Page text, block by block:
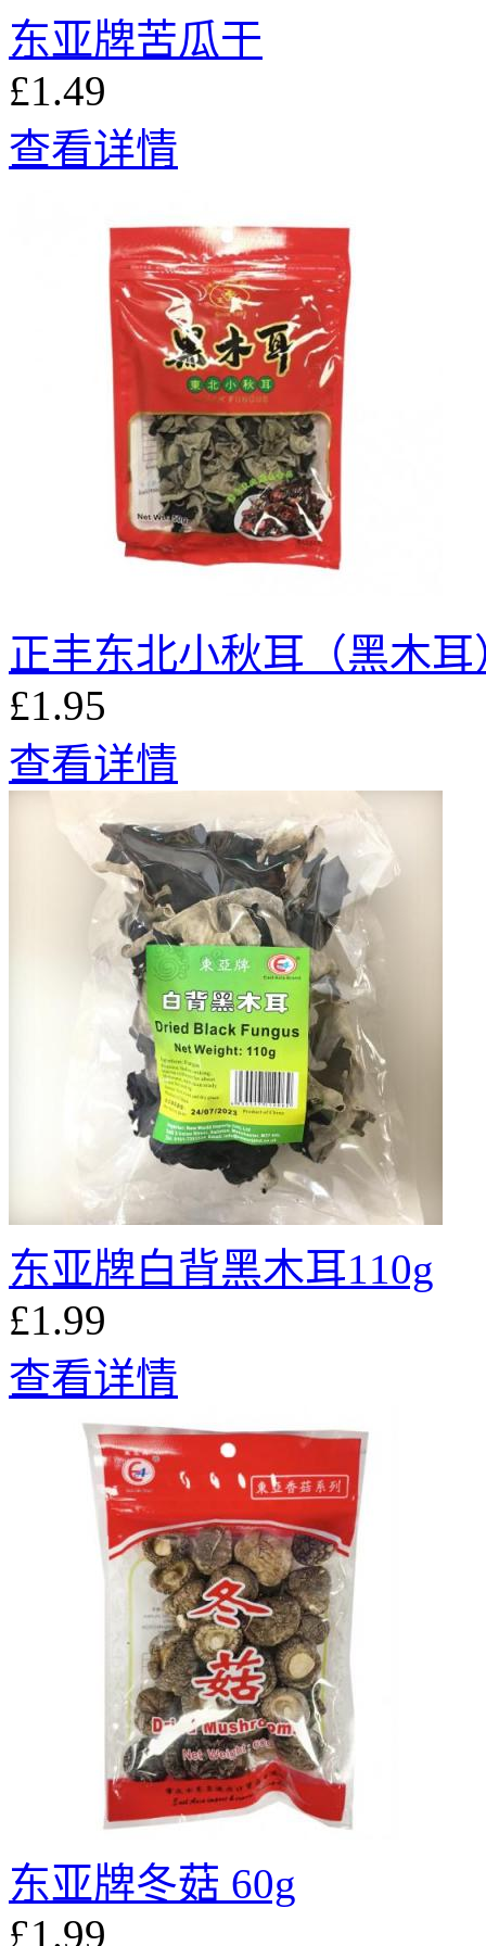
东亚牌苦瓜干
£1.49
查看详情
正丰东北小秋耳（黑木耳
£1.95
查看详情
东亚牌白背黑木耳110g
£1.99
查看详情
东亚牌冬菇 60g
£1.99